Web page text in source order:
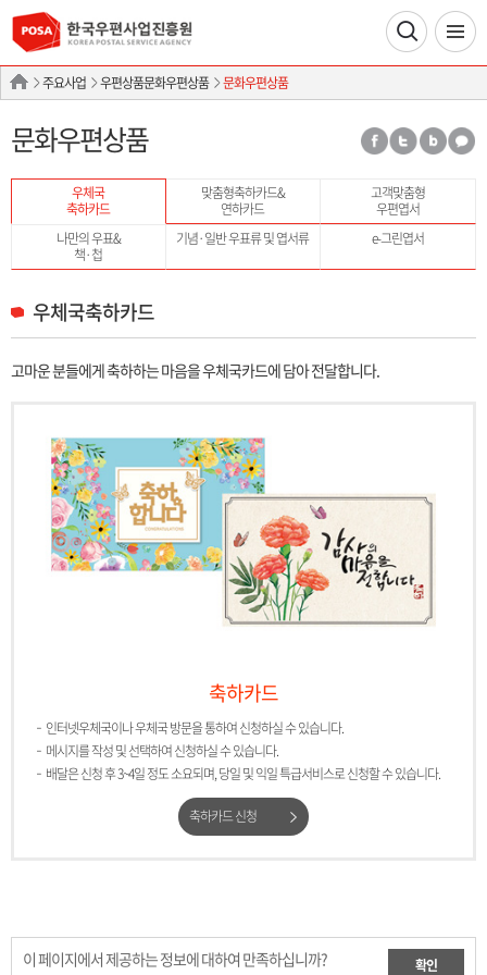
주요사업 우편상품문화우편상품 문화우편상품
문화우편상품
우체국
축하카드
맞춤형축하카드&
연하카드
고객맞춤형
우편엽서
나만의 우표&
책·첩
기념·일반 우표류 및 엽서류 e-그린엽서
우체국축하카드
고마운 분들에게 축하하는 마음을 우체국카드에 담아 전달합니다.
축하카드
인터넷우체국이나 우체국 방문을 통하여 신청하실 수 있습니다.
메시지를 작성 및 선택하여 신청하실 수 있습니다.
배달은 신청 후 3~4일 정도 소요되며, 당일 및 익일 특급서비스로 신청할 수 있습니다.
축하카드 신청
이 페이지에서 제공하는 정보에 대하여 만족하십니까? 확인